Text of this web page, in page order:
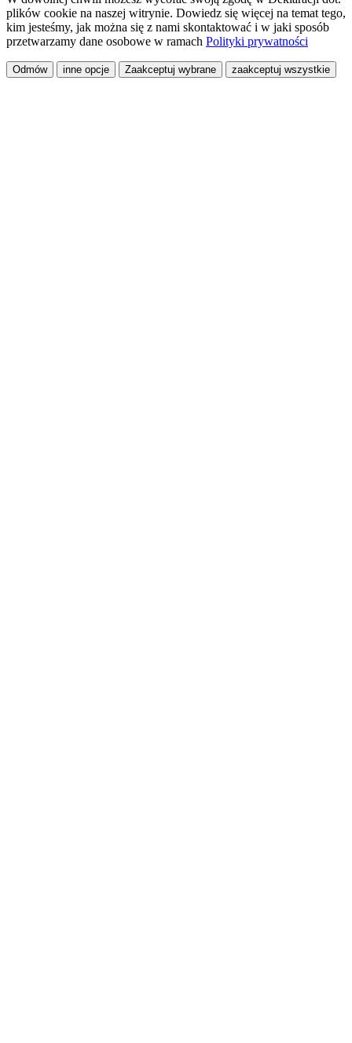
plików cookie na naszej witrynie. Dowiedz się więcej na temat tego,
kim jesteśmy, jak można się z nami skontaktować i w jaki sposób
przetwarzamy dane osobowe w ramach Polityki prywatności
Odmów inne opcje Zaakceptuj wybrane zaakceptuj wszystkie